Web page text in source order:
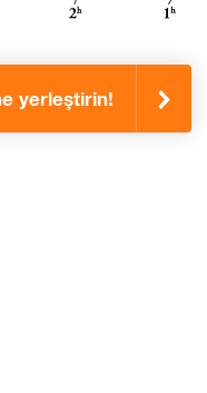
yerleştirin!